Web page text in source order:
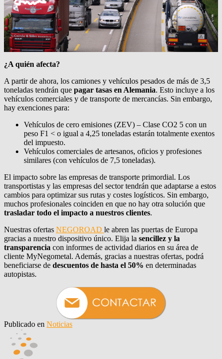
¿A quién afecta?
A partir de ahora, los camiones y vehículos pesados de más de 3,5
toneladas tendrán que pagar tasas en Alemania. Esto incluye a los
vehículos comerciales y de transporte de mercancías. Sin embargo,
hay exenciones para:
Vehículos de cero emisiones (ZEV) – Clase CO2 5 con un
peso F1 < o igual a 4,25 toneladas estarán totalmente exentos
del impuesto.
Vehículos comerciales de artesanos, oficios y profesiones
similares (con vehículos de 7,5 toneladas).
El impacto sobre las empresas de transporte primordial. Los
transportistas y las empresas del sector tendrán que adaptarse a estos
cambios para optimizar sus rutas y costes logísticos. Sin embargo,
muchos profesionales coinciden en que no hay otra solución que
trasladar todo el impacto a nuestros clientes.
Nuestras ofertas NEGOROAD le abren las puertas de Europa
gracias a nuestro dispositivo único. Elija la sencillez y la
transparencia con informes de actividad diarios en su área de
cliente MyNegometal. Además, gracias a nuestras ofertas, podrá
beneficiarse de descuentos de hasta el 50% en determinadas
autopistas.
Publicado en Noticias